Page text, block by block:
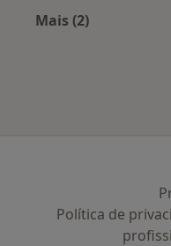
Mais (2)
Política de